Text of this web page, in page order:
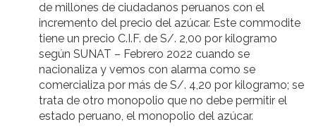
de millones de ciudadanos peruanos con el
incremento del precio del azúcar. Este commodite
tiene un precio C.I.F. de S/. 2,00 por kilogramo
según SUNAT – Febrero 2022 cuando se
nacionaliza y vemos con alarma como se
comercializa por más de S/. 4,20 por kilogramo; se
trata de otro monopolio que no debe permitir el
estado peruano, el monopolio del azúcar.